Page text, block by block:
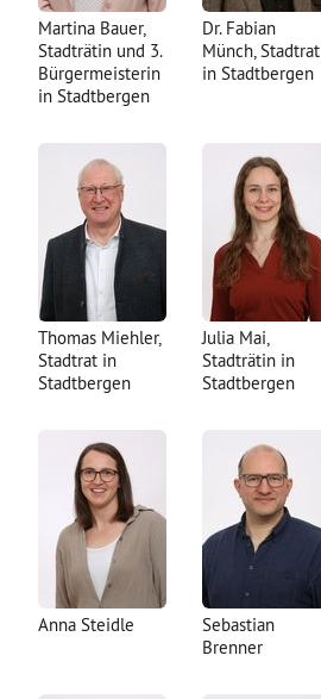
Martina Bauer,
Stadträtin und 3.
Bürgermeisterin
in Stadtbergen
Dr. Fabian
Münch, Stadtrat
in Stadtbergen
Thomas Miehler,
Stadtrat in
Stadtbergen
Julia Mai,
Stadträtin in
Stadtbergen
Anna Steidle
Sebastian
Brenner